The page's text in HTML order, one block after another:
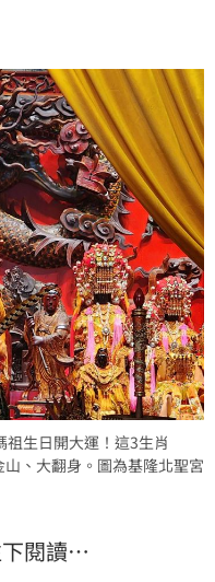
。
生日開大運！這3生肖
山、大翻身。圖為基隆北聖宮
下閱讀…